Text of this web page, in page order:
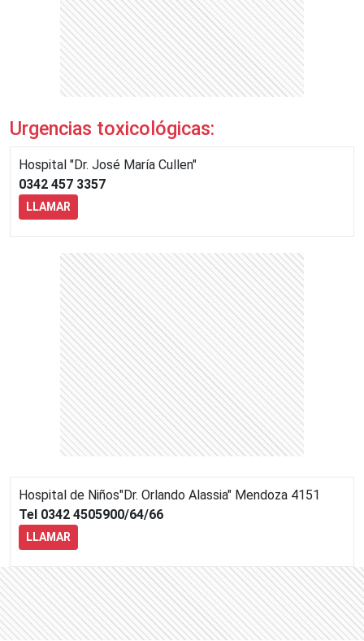
Urgencias toxicológicas:
Hospital "Dr. José María Cullen"
0342 457 3357
LLAMAR
Hospital de Niños"Dr. Orlando Alassia" Mendoza 4151
Tel 0342 4505900/64/66
LLAMAR